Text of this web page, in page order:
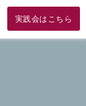
実践会はこちら